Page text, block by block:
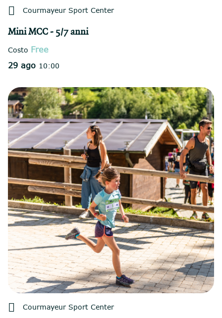
 Courmayeur Sport Center
Mini MCC - 5/7 anni
Costo Free
29 ago 10:00
 Courmayeur Sport Center